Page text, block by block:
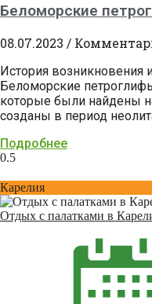
Беломорские
08.07.2023
История возникновения
Беломорские
которые были найдены
созданы в период
Подробнее
Карелия
Отдых с палатками в